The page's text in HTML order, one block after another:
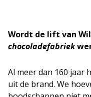
Wordt de lift van
chocoladefabriek
Al meer dan 160 jaar
uit de brand. We